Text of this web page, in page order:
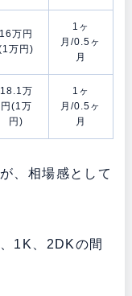
16万円
万円)
1ヶ
月/0.5ヶ
月
18.1万
円(1万
円)
1ヶ
月/0.5ヶ
月
、相場感として
1K、2DKの間